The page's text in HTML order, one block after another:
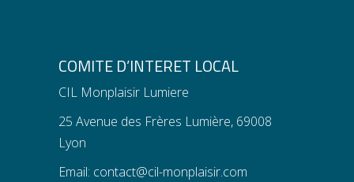
COMITE D’INTERET LOCAL
CIL Monplaisir Lumiere
25 Avenue des Frères Lumière, 69008
Lyon
Email: contact@cil-monplaisir.com